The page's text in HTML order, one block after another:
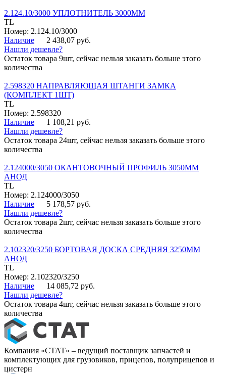
2.124.10/3000 УПЛОТНИТЕЛЬ 3000ММ
TL
Номер: 2.124.10/3000
Наличие
2 438,07 руб.
Нашли дешевле?
Остаток товара 9шт, сейчас нельзя заказать больше этого
количества
2.598320 НАПРАВЛЯЮЩАЯ ШТАНГИ ЗАМКА
(КОМПЛЕКТ 1ШТ)
TL
Номер: 2.598320
Наличие
1 108,21 руб.
Нашли дешевле?
Остаток товара 24шт, сейчас нельзя заказать больше этого
количества
2.124000/3050 ОКАНТОВОЧНЫЙ ПРОФИЛЬ 3050ММ
АНОД
TL
Номер: 2.124000/3050
Наличие
5 178,57 руб.
Нашли дешевле?
Остаток товара 2шт, сейчас нельзя заказать больше этого
количества
2.102320/3250 БОРТОВАЯ ДОСКА СРЕДНЯЯ 3250ММ
АНОД
TL
Номер: 2.102320/3250
Наличие
14 085,72 руб.
Нашли дешевле?
Остаток товара 4шт, сейчас нельзя заказать больше этого
количества
Компания «СТАТ» – ведущий поставщик запчастей и
комплектующих для грузовиков, прицепов, полуприцепов и
цистерн